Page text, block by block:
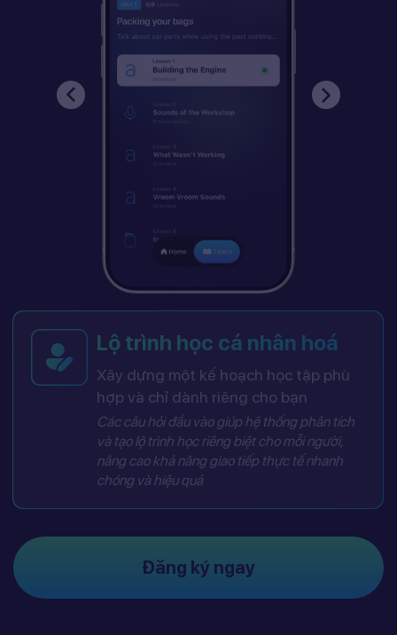
Lộ trình học cá nhân hoá
Xây dựng một kế hoạch học tập phù
hợp và chỉ dành riêng cho bạn
Các câu hỏi đầu vào giúp hệ thống phân tích
và tạo lộ trình học riêng biệt cho mỗi người,
nâng cao khả năng giao tiếp thực tế nhanh
chóng và hiệu quả
Đăng ký ngay